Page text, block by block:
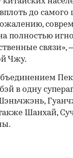
до самого
полностью
связи»,
Чжу.
в одну
Шанхай,